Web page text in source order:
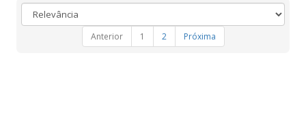
Anterior 1 2 Próxima